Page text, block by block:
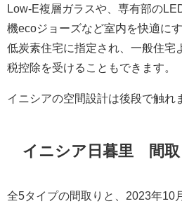
Low-E複層ガラスや、専有部の
機ecoジョーズなど室内を快適に
低炭素住宅に指定され、一般住宅
税控除を受けることもできます。
イニシアの空間設計は後段で触れ
イニシア日暮里 間
全5タイプの間取りと、2023年10